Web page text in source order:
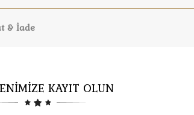
& İade
KAYIT OLUN